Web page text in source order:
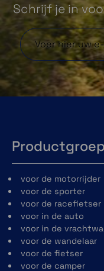
Optimale
Tijdens de
Schuberth-
uren op de
met lage
nekrol die
aan de basis
Dankzij
geluidsniveau
km/u op een
Daarmee is
jethelm op de
Schrijf je in
voor de motorrijder
voor de sporter
voor de racefietser
voor in de auto
voor in de
voor de wandelaar
voor de fietser
voor de camper